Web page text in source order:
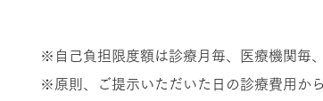
※自己負担限度額は診療月毎、医療機関毎
※原則、ご提示いただいた日の診療費用か